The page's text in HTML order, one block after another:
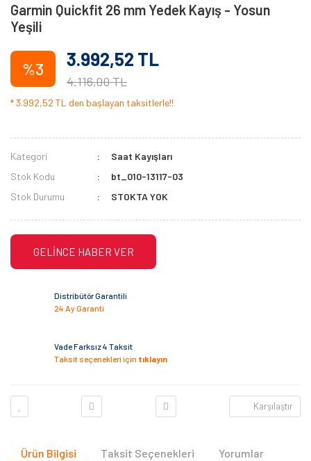
Garmin Quickfit 26 mm Yedek Kayış - Yosun
Yeşili
%3 3.992,52 TL
4.116,00 TL
* 3.992,52 TL den başlayan taksitlerle!!
Kategori
Saat Kayışları
Stok Kodu
bt_010-13117-03
Stok Durumu
STOKTA YOK
GELİNCE HABER VER
Distribütör Garantili
24 Ay Garanti
Vade Farksız 4 Taksit
Taksit seçenekleri için tıklayın
Karşılaştır
Ürün Bilgisi Taksit Seçenekleri Yorumlar